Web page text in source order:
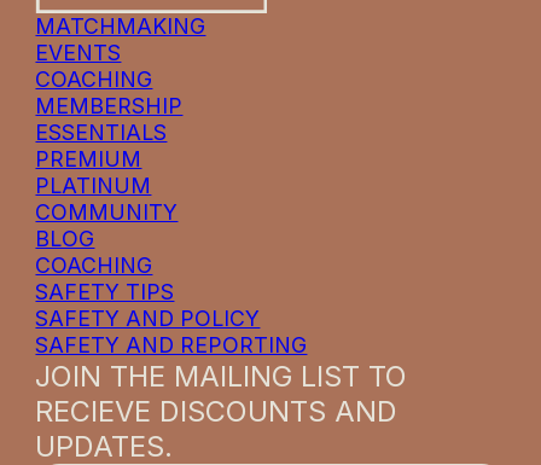
MATCHMAKING
EVENTS
COACHING
MEMBERSHIP
ESSENTIALS
PREMIUM
PLATINUM
COMMUNITY
BLOG
COACHING
SAFETY TIPS
SAFETY AND POLICY
SAFETY AND REPORTING
JOIN THE MAILING LIST TO
RECIEVE DISCOUNTS AND
UPDATES.